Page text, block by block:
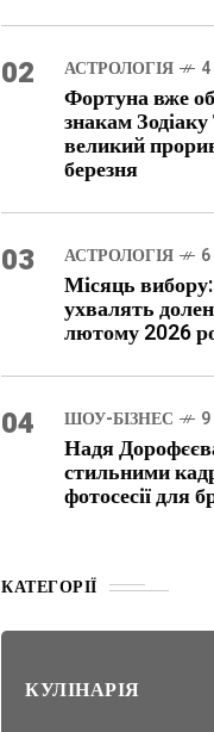
02 АСТРОЛОГІЯ
Фортуна вже
знакам
великий
березня
03 АСТРОЛОГІЯ
Місяць вибору:
ухвалять
лютому 2026
04 ШОУ-БІЗНЕС
Надя
стильними
фотосесії для
КАТЕГОРІЇ
КУЛІНАРІЯ